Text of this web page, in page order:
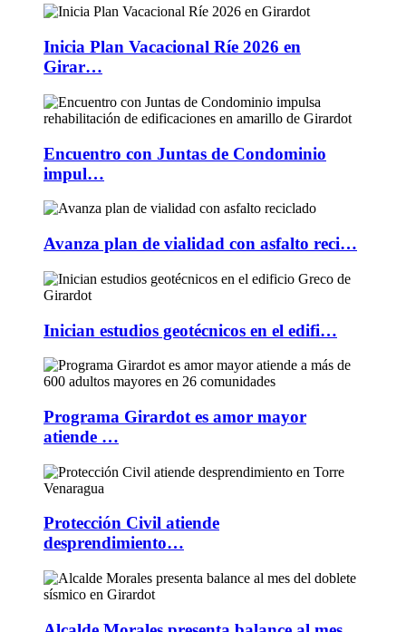
Inicia Plan Vacacional Ríe 2026 en
Girar…
Encuentro con Juntas de Condominio
impul…
Avanza plan de vialidad con asfalto reci…
Inician estudios geotécnicos en el edifi…
Programa Girardot es amor mayor
atiende …
Protección Civil atiende
desprendimiento…